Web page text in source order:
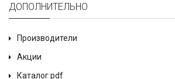
ДОПОЛНИТЕЛЬНО
Производители
Акции
Каталог pdf